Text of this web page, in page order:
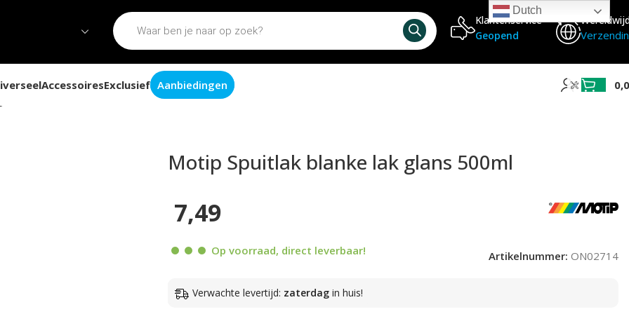
Klantenservice
Geopend
AccessoiresExclusief Aanbiedingen
Motip Spuitlak blanke lak glans 500ml
7,49
Op voorraad, direct leverbaar! Artikelnummer: ON02714
Verwachte levertijd: zaterdagin huis!
Dutch